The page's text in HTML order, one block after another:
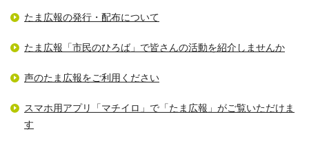
たま広報の発行・配布について
たま広報「市民のひろば」で皆さんの活動を紹介しませんか
声のたま広報をご利用ください
スマホ用アプリ「マチイロ」で「たま広報」がご覧いただけま
す